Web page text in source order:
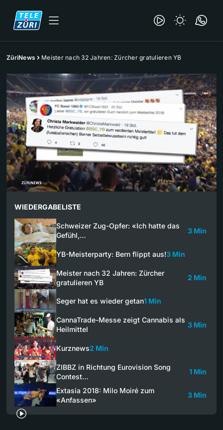
ZüriNews Meister nach 32 Jahren: Zürcher gratulieren YB
WIEDERGABELISTE
Schweizer Zug-Opfer: «Ich hatte das
Gefühl,…
3 Min
YB-Meisterparty: Bern flippt aus!3 Min
Meister nach 32 Jahren: Zürcher
gratulieren YB
2 Min
Seger hat es wieder getan1 Min
CannaTrade-Messe zeigt Cannabis als
Heilmittel
3 Min
Kurznews2 Min
ZIBBZ in Richtung Eurovision Song
Contest…
1 Min
Extasia 2018: Milo Moiré zum
«Anfassen»
3 Min